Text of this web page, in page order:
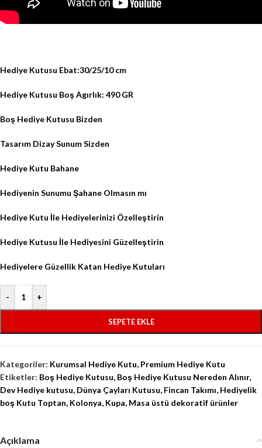
Hediye Kutusu Ebat:30/25/10 cm
Hediye Kutusu Boş Agırlık: 490 GR
Boş Hediye Kutusu Bizden
Tasarım Dizay Sunum Sizden
Hediye Kutu Bahane
Hediyenin Sunumu Şahane Olmasın mı
Hediye Kutu İle Hediyelerinizi Özelleştirin
Hediye Kutusu İle Hediyesini Güzelleştirin
Hediyelere Güzellik Katan Hediye Kutuları
- +
SEPETE EKLE
Kategoriler: Kurumsal Hediye Kutu, Premium Hediye Kutu
Etiketler: Boş Hediye Kutusu, Boş Hediye Kutusu Nereden Alınır,
Dev Hediye kutusu, Dünya Çayları Kutusu, Fincan Takımı, Hediyelik
boş Kutu Toptan, Kolonya, Kupa, Masa üstü dekoratif ürünler
Açıklama